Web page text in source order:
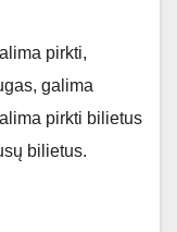
pirkti,
galima
pirkti bilietus
bilietus.